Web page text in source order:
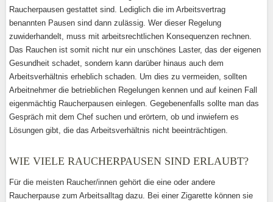
Raucherpausen gestattet sind. Lediglich die im Arbeitsvertrag
benannten Pausen sind dann zulässig. Wer dieser Regelung
zuwiderhandelt, muss mit arbeitsrechtlichen Konsequenzen rechnen.
Das Rauchen ist somit nicht nur ein unschönes Laster, das der eigenen
Gesundheit schadet, sondern kann darüber hinaus auch dem
Arbeitsverhältnis erheblich schaden. Um dies zu vermeiden, sollten
Arbeitnehmer die betrieblichen Regelungen kennen und auf keinen Fall
eigenmächtig Raucherpausen einlegen. Gegebenenfalls sollte man das
Gespräch mit dem Chef suchen und erörtern, ob und inwiefern es
Lösungen gibt, die das Arbeitsverhältnis nicht beeinträchtigen.
WIE VIELE RAUCHERPAUSEN SIND ERLAUBT?
Für die meisten Raucher/innen gehört die eine oder andere
Raucherpause zum Arbeitsalltag dazu. Bei einer Zigarette können sie